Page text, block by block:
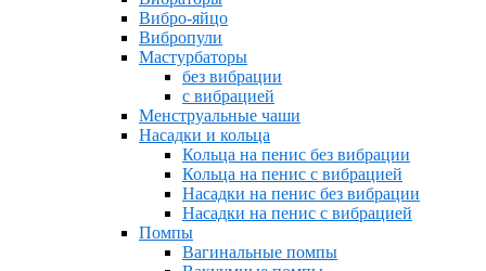
Вибро-яйцо
Вибропули
Мастурбаторы
без вибрации
с вибрацией
Менструальные чаши
Насадки и кольца
Кольца на пенис без вибрации
Кольца на пенис с вибрацией
Насадки на пенис без вибрации
Насадки на пенис с вибрацией
Помпы
Вагинальные помпы